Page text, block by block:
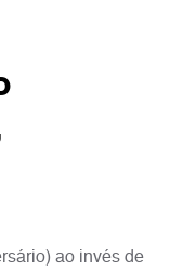
ao invés de